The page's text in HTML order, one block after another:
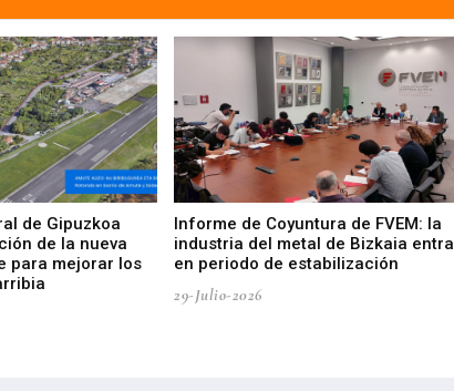
de Gipuzkoa
de la nueva
para mejorar los
Informe de Coyuntura de FVEM: la
industria del metal de Bizkaia entra
en periodo de estabilización
29-Julio-2026